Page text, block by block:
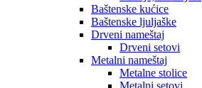
Baštenske kućice
Baštenske ljuljaške
Drveni nameštaj
Drveni setovi
Metalni nameštaj
Metalne stolice
Metalni setovi